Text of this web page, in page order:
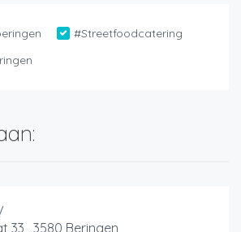
#Streetfoodcatering
33 , 3580 Beringen